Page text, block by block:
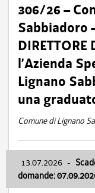
306/26 –
Sabbiadoro
l’Azienda
Lignano
una
Comune di Lignano
13.07.2026 -
domande: